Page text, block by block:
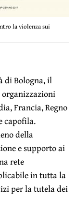
la violenza sui
di Bologna, il
Francia, Regno
capofila.
della
e supporto ai
rete
in tutta la
per la tutela dei